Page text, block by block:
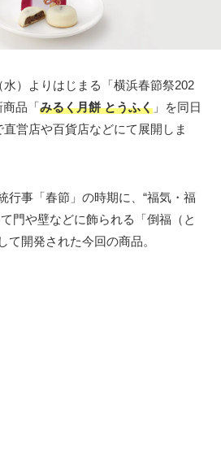
）よりはじまる「横浜春節祭202
商品「みるく月餅 とうふく 」を同日
営店や百貨店などにて展開しま
行事「春節」の時期に、“福気・福
門や壁などに飾られる「倒福（と
て開発された今回の商品。